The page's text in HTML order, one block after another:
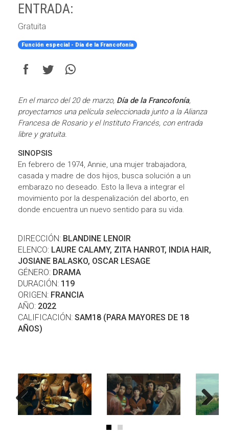
ENTRADA:
Gratuita
Función especial - Día de la Francofonía
En el marco del 20 de marzo, Día de la Francofonía,
proyectamos una película seleccionada junto a la Alianza
Francesa de Rosario y el Instituto Francés, con entrada
libre y gratuita.
SINOPSIS
En febrero de 1974, Annie, una mujer trabajadora,
casada y madre de dos hijos, busca solución a un
embarazo no deseado. Esto la lleva a integrar el
movimiento por la despenalización del aborto, en
donde encuentra un nuevo sentido para su vida.
DIRECCIÓN: BLANDINE LENOIR
ELENCO: LAURE CALAMY, ZITA HANROT, INDIA HAIR,
JOSIANE BALASKO, OSCAR LESAGE
GÉNERO: DRAMA
DURACIÓN: 119
ORIGEN: FRANCIA
AÑO: 2022
CALIFICACIÓN: SAM18 (PARA MAYORES DE 18
AÑOS)